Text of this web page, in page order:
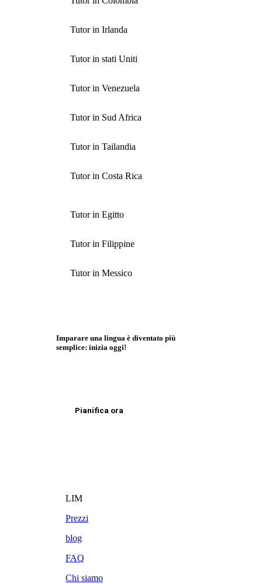
Tutor in Irlanda
Tutor in stati Uniti
Tutor in Venezuela
Tutor in Sud Africa
Tutor in Tailandia
Tutor in Costa Rica
Tutor in Egitto
Tutor in Filippine
Tutor in Messico
Imparare una lingua è diventato più
semplice: inizia oggi!
Pianifica ora
LIM
Prezzi
blog
FAQ
Chi siamo